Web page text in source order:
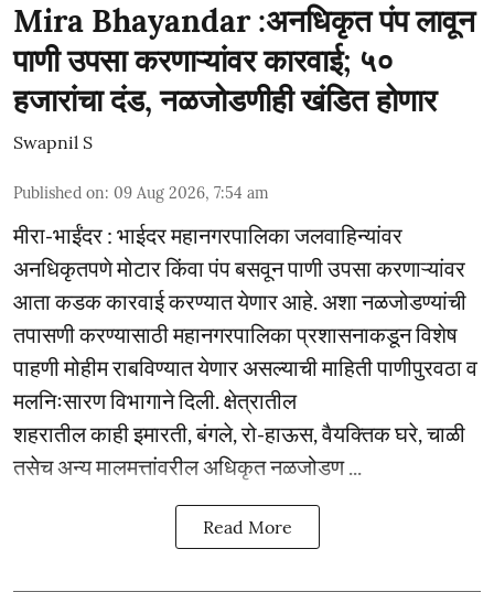
Mira Bhayandar :अनधिकृत पंप लावून
पाणी उपसा करणाऱ्यांवर कारवाई; ५०
हजारांचा दंड, नळजोडणीही खंडित होणार
Swapnil S
Published on: 09 Aug 2026, 7:54 am
मीरा-भाईंदर : भाईदर महानगरपालिका जलवाहिन्यांवर
अनधिकृतपणे मोटार किंवा पंप बसवून पाणी उपसा करणाऱ्यांवर
आता कडक कारवाई करण्यात येणार आहे. अशा नळजोडण्यांची
तपासणी करण्यासाठी महानगरपालिका प्रशासनाकडून विशेष
पाहणी मोहीम राबविण्यात येणार असल्याची माहिती पाणीपुरवठा व
मलनिःसारण विभागाने दिली. क्षेत्रातील
शहरातील काही इमारती, बंगले, रो-हाऊस, वैयक्तिक घरे, चाळी
तसेच अन्य मालमत्तांवरील अधिकृत नळजोडण ...
Read More